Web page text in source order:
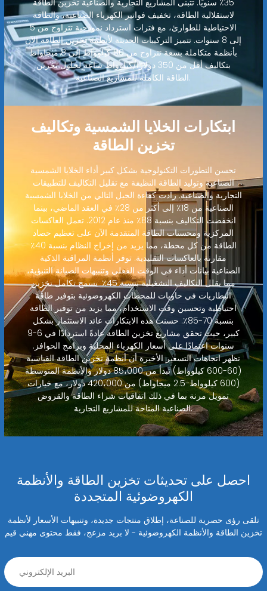
35٪ سنويًا. تتبنى المشاريع التجارية والصناعية تخزين الطاقة
لاستقلالية الطاقة، تخفيف فواتير الكهرباء الصناعية، والطاقة
الاحتياطية للطوارئ، مع فترات استرداد نموذجية تتراوح من 5
إلى 8 سنوات. تتميز التركيبات الحديثة لأنظمة تخزين الطاقة الآن
بأنظمة متكاملة بسعة تتراوح من 80 كيلوواط إلى 8 ميجاواط
بتكاليف أقل من 350 دولارًا/كيلوواط ساعة لحلول تخزين
الطاقة الكاملة للمشاريع الصناعية.
ابتكارات الخلايا الشمسية وتكاليف
تخزين الطاقة
تحسن التطورات التكنولوجية بشكل كبير أداء الخلايا الشمسية
الصناعية وتوليد الطاقة النظيفة مع تقليل التكاليف للتطبيقات
التجارية والصناعية. زادت كفاءة الجيل التالي من الخلايا الشمسية
الصناعية من 18٪ إلى أكثر من 28٪ في العقد الماضي، بينما
انخفضت التكاليف بنسبة 88٪ منذ عام 2012. تعمل العاكسات
المركزية ومحسنات الطاقة المتقدمة الآن على تعظيم حصاد
الطاقة من كل محطة، مما يزيد من إخراج النظام بنسبة 40٪
مقارنة بالعاكسات التقليدية. توفر أنظمة المراقبة الذكية
الصناعية بيانات أداء في الوقت الفعلي وتنبيهات الصيانة التنبؤية،
مما يقلل التكاليف التشغيلية بنسبة 45٪. يسمح تكامل تخزين
البطاريات في حاويات للمحطات الكهروضوئية بتوفير طاقة
احتياطية وتحسين وقت الاستخدام، مما يزيد من توفير الطاقة
بنسبة 70-85٪. حسنت هذه الابتكارات عائد الاستثمار بشكل
كبير، حيث تحقق مشاريع تخزين الطاقة عادةً استردادًا في 6-9
سنوات اعتمادًا على أسعار الكهرباء المحلية وبرامج الحوافز.
تظهر اتجاهات التسعير الأخيرة أن أنظمة تخزين الطاقة القياسية
(60-600 كيلوواط) تبدأ من 85،000 دولار والأنظمة المتوسطة
(600 كيلوواط-2.5 ميجاواط) من 420،000 دولار، مع خيارات
تمويل مرنة بما في ذلك اتفاقيات شراء الطاقة والقروض
الصناعية المتاحة للمشاريع التجارية.
احصل على تحديثات تخزين الطاقة والأنظمة
الكهروضوئية المتجددة
تلقى رؤى حصرية للصناعة، إطلاق منتجات جديدة، وتنبيهات الأسعار لأنظمة
تخزين الطاقة والأنظمة الكهروضوئية - لا بريد مزعج، فقط محتوى مهني قيم